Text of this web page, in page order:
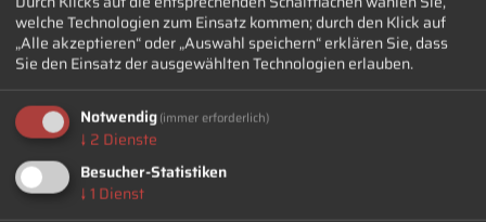
welche Technologien zum Einsatz kommen; durch den Klick auf
„Alle akzeptieren“ oder „Auswahl speichern“ erklären Sie, dass
Sie den Einsatz der ausgewählten Technologien erlauben.
Notwendig(immer erforderlich)
↓ 2 Dienste
Besucher-Statistiken
↓1 Dienst